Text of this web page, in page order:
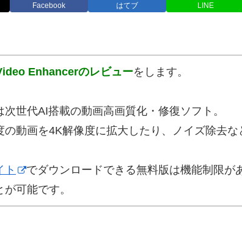
Facebook はてブ LINE
Enhancerのレビューをします。
次世代AI搭載の動画高画質化・修復ソフト。
の動画を4K解像度に拡大したり、ノイズ除去な
ト
でダウンロードできる無料版は機能制限が
可能です。